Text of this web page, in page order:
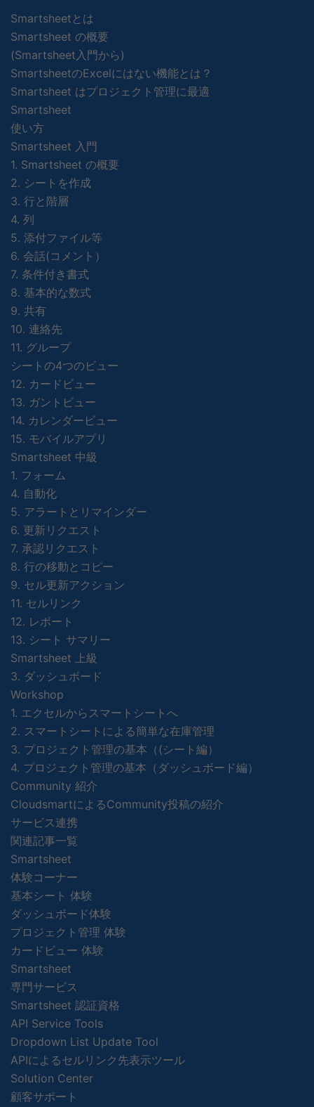
Smartsheetとは
Smartsheet の概要
(Smartsheet入門から)
SmartsheetのExcelにはない機能とは？
Smartsheet はプロジェクト管理に最適
Smartsheet
使い方
Smartsheet 入門
1. Smartsheet の概要
2. シートを作成
3. 行と階層
4. 列
5. 添付ファイル等
6. 会話(コメント）
7. 条件付き書式
8. 基本的な数式
9. 共有
10. 連絡先
11. グループ
シートの4つのビュー
12. カードビュー
13. ガントビュー
14. カレンダービュー
15. モバイルアプリ
Smartsheet 中級
1. フォーム
4. 自動化
5. アラートとリマインダー
6. 更新リクエスト
7. 承認リクエスト
8. 行の移動とコピー
9. セル更新アクション
11. セルリンク
12. レポート
13. シート サマリー
Smartsheet 上級
3. ダッシュボード
Workshop
1. エクセルからスマートシートへ
2. スマートシートによる簡単な在庫管理
3. プロジェクト管理の基本（(シート編）
4. プロジェクト管理の基本（ダッシュボード編）
Community 紹介
CloudsmartによるCommunity投稿の紹介
サービス連携
関連記事一覧
Smartsheet
体験コーナー
基本シート 体験
ダッシュボード体験
プロジェクト管理 体験
カードビュー 体験
Smartsheet
専門サービス
Smartsheet 認証資格
API Service Tools
Dropdown List Update Tool
APIによるセルリンク先表示ツール
Solution Center
顧客サポート